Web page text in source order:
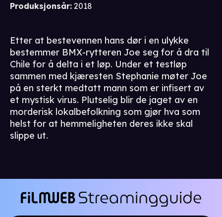
Produksjonsår: 2018
Etter at bestevennen hans dør i en ulykke
bestemmer BMX-rytteren Joe seg for å dra til
Chile for å delta i et løp. Under et testløp
sammen med kjæresten Stephanie møter Joe
på en sterkt medtatt mann som er infisert av
et mystisk virus. Plutselig blir de jaget av en
morderisk lokalbefolkning som gjør hva som
helst for at hemmeligheten deres ikke skal
slippe ut.